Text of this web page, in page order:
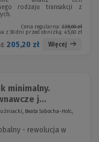
rodzaju transakcji z
Cena regularna: 228,00 zł
z 30 dni przed obniżką: 45,60 zł
205,20 zł Więcej
minimalny.
j...
Beata Sobocha-Holc,
- rewolucja w